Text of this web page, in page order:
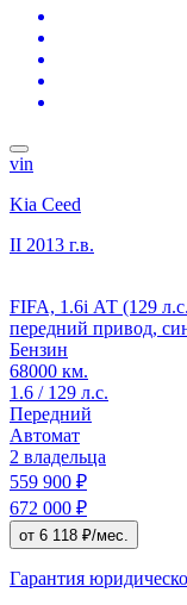
vin
Kia Ceed
II 2013 г.в.
FIFA, 1.6i АТ (129
передний привод,
Бензин
68000 км.
1.6 / 129 л.с.
Передний
Автомат
2 владельца
559 900 ₽
672 000 ₽
от 6 118 ₽/мес.
Гарантия